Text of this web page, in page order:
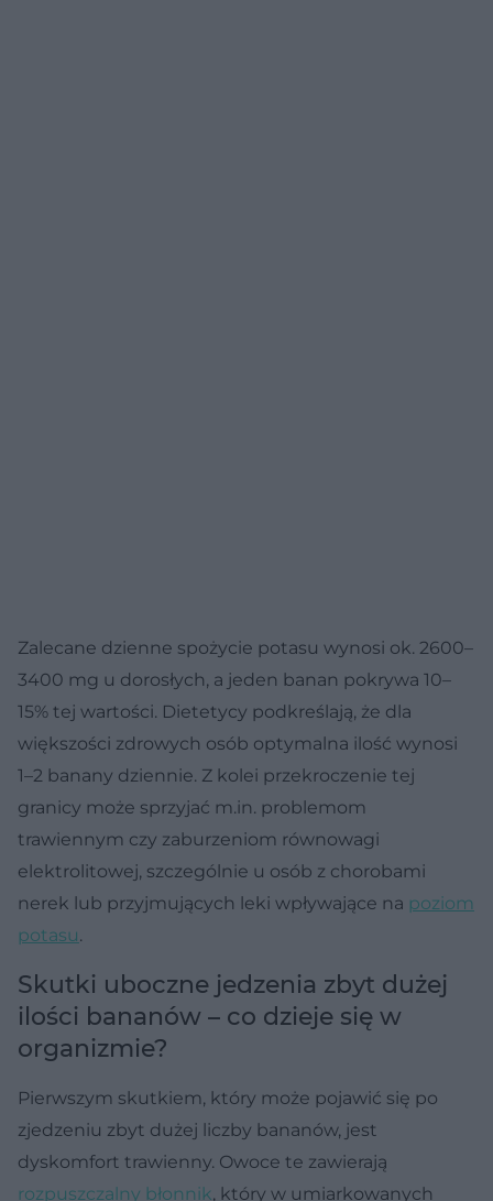
Zalecane dzienne spożycie potasu wynosi ok. 2600–
3400 mg u dorosłych, a jeden banan pokrywa 10–
15% tej wartości. Dietetycy podkreślają, że dla
większości zdrowych osób optymalna ilość wynosi
1–2 banany dziennie. Z kolei przekroczenie tej
granicy może sprzyjać m.in. problemom
trawiennym czy zaburzeniom równowagi
elektrolitowej, szczególnie u osób z chorobami
nerek lub przyjmujących leki wpływające na poziom
potasu.
Skutki uboczne jedzenia zbyt dużej
ilości bananów – co dzieje się w
organizmie?
Pierwszym skutkiem, który może pojawić się po
zjedzeniu zbyt dużej liczby bananów, jest
dyskomfort trawienny. Owoce te zawierają
rozpuszczalny błonnik, który w umiarkowanych